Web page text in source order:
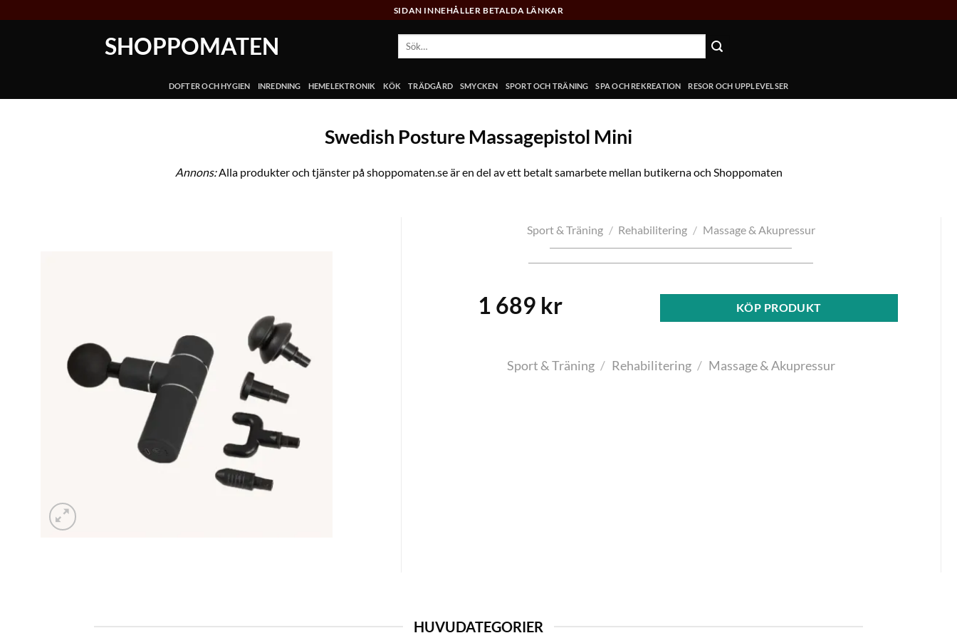
SIDAN INNEHÅLLER BETALDA LÄNKAR
SHOPPOMATEN
Sök
DOFTER OCH HYGIEN INREDNING HEMELEKTRONIK KÖK TRÄDGÅRD SMYCKEN SPORT OCH TRÄNING SPA OCH REKREATION RESOR OCH UPPLEVELSER
Swedish Posture Massagepistol Mini
Annons:Alla produkter och tjänster på shoppomaten.se är en del av ett betalt samarbete mellan butikerna och Shoppomaten
Sport & Träning / Rehabilitering / Massage & Akupressur
1 689 kr KÖP PRODUKT
Sport & Träning / Rehabilitering / Massage & Akupressur
HUVUDATEGORIER